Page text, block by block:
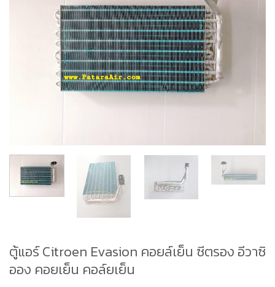
ตู้แอร์ Citroen Evasion คอยล์เย็น ซีตรอง อีวาซิ
ออง คอยเย็น คอล์ยเย็น